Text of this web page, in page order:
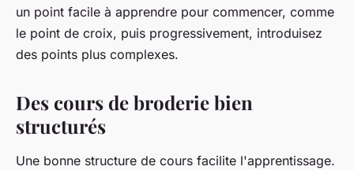
un point facile à apprendre pour commencer, comme
le point de croix, puis progressivement, introduisez
des points plus complexes.
Des cours de broderie bien
structurés
Une bonne structure de cours facilite l'apprentissage.